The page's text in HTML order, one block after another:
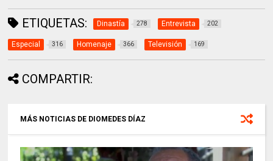
ETIQUETAS: Dinastía 278 Entrevista 202
Especial 316 Homenaje 366 Televisión 169
COMPARTIR:
MÁS NOTICIAS DE DIOMEDES DÍAZ